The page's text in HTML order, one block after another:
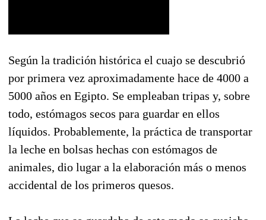
Según la tradición histórica el cuajo se descubrió
por primera vez aproximadamente hace de 4000 a
5000 años en Egipto. Se empleaban tripas y, sobre
todo, estómagos secos para guardar en ellos
líquidos. Probablemente, la práctica de transportar
la leche en bolsas hechas con estómagos de
animales, dio lugar a la elaboración más o menos
accidental de los primeros quesos.